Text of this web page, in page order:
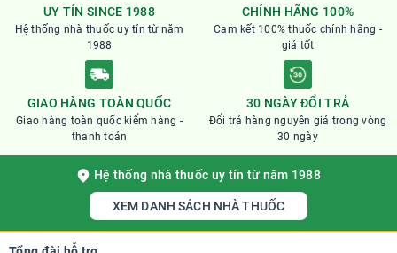
UY TÍN SINCE 1988
Hệ thống nhà thuốc uy tín từ năm
1988
CHÍNH HÃNG 100%
Cam kết 100% thuốc chính hãng -
giá tốt
GIAO HÀNG TOÀN QUỐC
Giao hàng toàn quốc kiểm hàng -
thanh toán
30 NGÀY ĐỔI TRẢ
Đổi trả hàng nguyên giá trong vòng
30 ngày
Hệ thống nhà thuốc uy tín từ năm 1988
XEM DANH SÁCH NHÀ THUỐC